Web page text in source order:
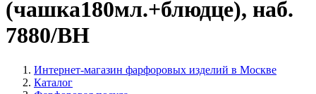
(чашка180мл.+блюдце), наб.
7880/BH
Интернет-магазин фарфоровых изделий в Москве
Каталог